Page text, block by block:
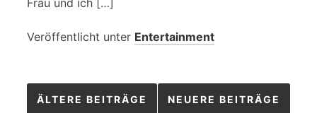
Frau und ich […]
Veröffentlicht unter Entertainment
Beitragsnavigation
ÄLTERE BEITRÄGE NEUERE BEITRÄGE